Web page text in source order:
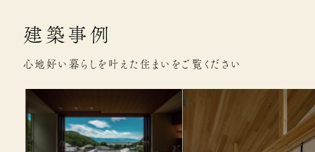
建築事例
心地好い暮らしを叶えた住まいをご覧ください